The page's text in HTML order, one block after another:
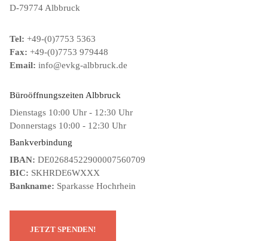
D-79774 Albbruck
Tel: +49-(0)7753 5363
Fax: +49-(0)7753 979448
Email: info@evkg-albbruck.de
Büroöffnungszeiten Albbruck
Dienstags 10:00 Uhr - 12:30 Uhr
Donnerstags 10:00 - 12:30 Uhr
Bankverbindung
IBAN: DE02684522900007560709
BIC: SKHRDE6WXXX
Bankname: Sparkasse Hochrhein